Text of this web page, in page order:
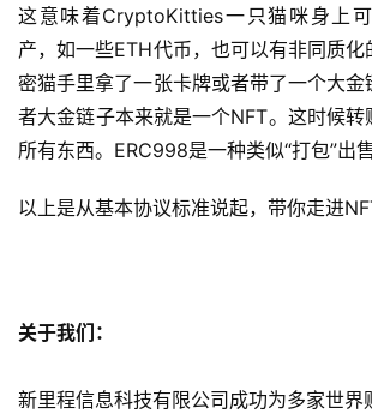
P
P
开
发
短
视
频
讯
分
这意味着CryptoKitties一只猫咪身上
产，如一些ETH代币，也可以有非同质
密猫手里拿了一张卡牌或者带了一个大
者大金链子本来就是一个NFT。这时候
所有东西。ERC998是一种类似“打包”出
以上是从基本协议标准说起，带你走进
关于我们：
新里程信息科技有限公司成功为多家世